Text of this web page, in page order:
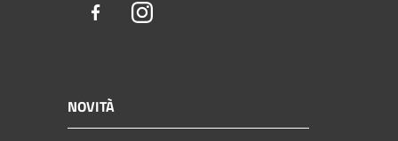
FacebookInstagram
NOVITÀ